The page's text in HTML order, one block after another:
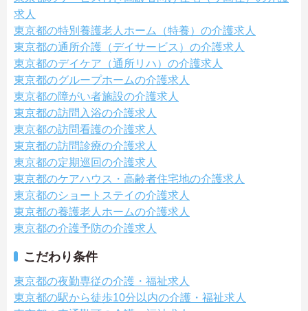
求人
東京都の特別養護老人ホーム（特養）の介護求人
東京都の通所介護（デイサービス）の介護求人
東京都のデイケア（通所リハ）の介護求人
東京都のグループホームの介護求人
東京都の障がい者施設の介護求人
東京都の訪問入浴の介護求人
東京都の訪問看護の介護求人
東京都の訪問診療の介護求人
東京都の定期巡回の介護求人
東京都のケアハウス・高齢者住宅地の介護求人
東京都のショートステイの介護求人
東京都の養護老人ホームの介護求人
東京都の介護予防の介護求人
こだわり条件
東京都の夜勤専従の介護・福祉求人
東京都の駅から徒歩10分以内の介護・福祉求人